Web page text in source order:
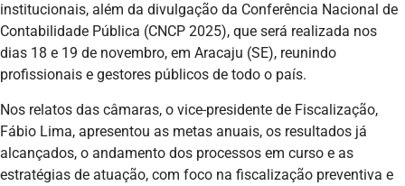
institucionais, além da divulgação da Conferência Nacional de
Contabilidade Pública (CNCP 2025), que será realizada nos
dias 18 e 19 de novembro, em Aracaju (SE), reunindo
profissionais e gestores públicos de todo o país.
Nos relatos das câmaras, o vice-presidente de Fiscalização,
Fábio Lima, apresentou as metas anuais, os resultados já
alcançados, o andamento dos processos em curso e as
estratégias de atuação, com foco na fiscalização preventiva e